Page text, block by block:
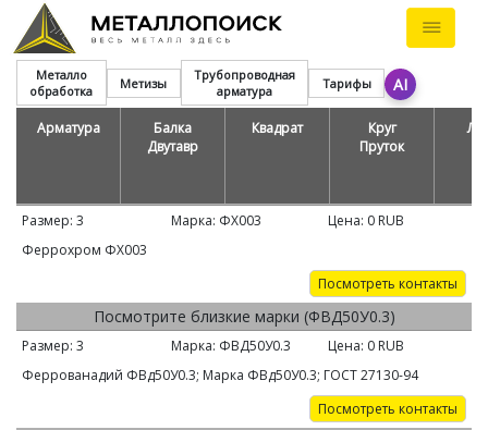
Металло
обработка
Метизы
Трубопроводная
арматура
Тарифы AI
Арматура
Балка
Двутавр
Квадрат
Круг
Пруток
Размер: 3 Марка: ФХ003 Цена: 0 RUB
Феррохром ФХ003
Посмотреть контакты
Посмотрите близкие марки (ФВД50У0.3)
Размер: 3 Марка: ФВД50У0.3 Цена: 0 RUB
Феррованадий ФВд50У0.3; Марка ФВд50У0.3; ГОСТ 27130-94
Посмотреть контакты